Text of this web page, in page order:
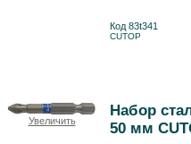
Код 83t341
CUTOP
Увеличить
Набор
50 мм